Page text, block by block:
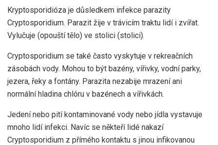
Kryptosporidióza je důsledkem infekce parazity
Cryptosporidium. Parazit žije v trávicím traktu lidí i zvířat.
Vylučuje (opouští tělo) ve stolici (stolici).
Cryptosporidium se také často vyskytuje v rekreačních
zásobách vody. Mohou to být bazény, vířivky, vodní parky,
jezera, řeky a fontány. Parazita nezabije mrazení ani
normální hladina chlóru v bazénech a vířivkách.
Jedení nebo pití kontaminované vody nebo jídla vystavuje
mnoho lidí infekci. Navíc se někteří lidé nakazí
Cryptosporidium z přímého kontaktu s jinou infikovanou